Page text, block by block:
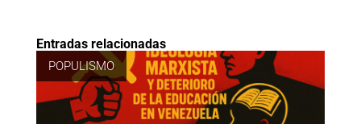
Entradas relacionadas
POPULISMO